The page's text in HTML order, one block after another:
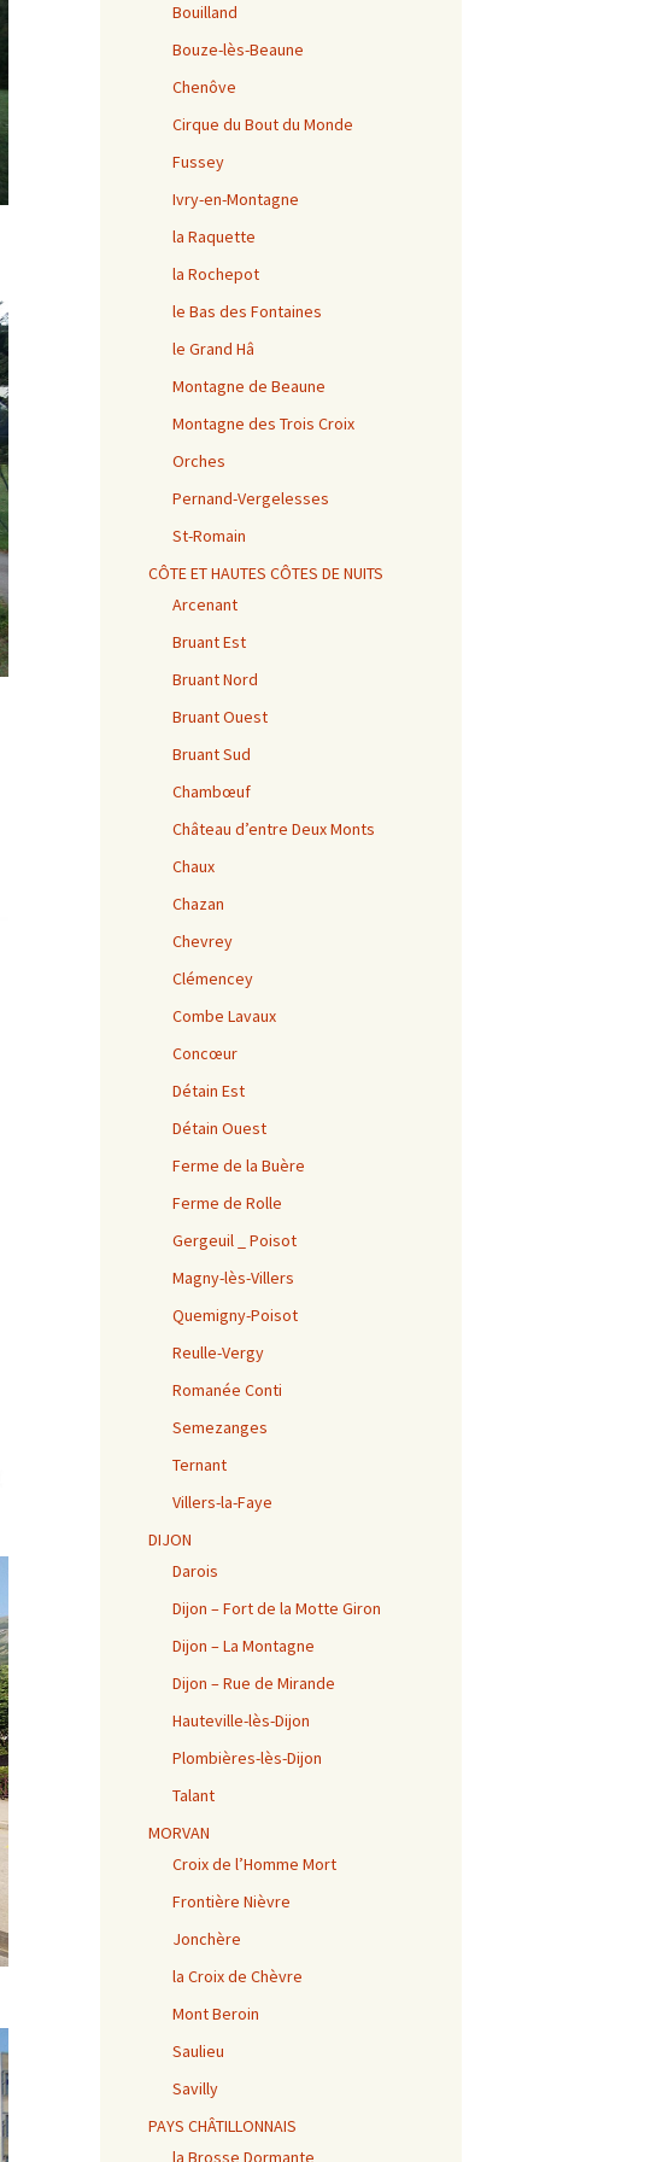
Bouilland
Bouze-lès-Beaune
Chenôve
Cirque du Bout du Monde
Fussey
Ivry-en-Montagne
la Raquette
la Rochepot
le Bas des Fontaines
le Grand Hâ
Montagne de Beaune
Montagne des Trois Croix
Orches
Pernand-Vergelesses
St-Romain
CÔTE ET HAUTES CÔTES DE NUITS
Arcenant
Bruant Est
Bruant Nord
Bruant Ouest
Bruant Sud
Chambœuf
Château d’entre Deux Monts
Chaux
Chazan
Chevrey
Clémencey
Combe Lavaux
Concœur
Détain Est
Détain Ouest
Ferme de la Buère
Ferme de Rolle
Gergeuil _ Poisot
Magny-lès-Villers
Quemigny-Poisot
Reulle-Vergy
Romanée Conti
Semezanges
Ternant
Villers-la-Faye
DIJON
Darois
Dijon – Fort de la Motte Giron
Dijon – La Montagne
Dijon – Rue de Mirande
Hauteville-lès-Dijon
Plombières-lès-Dijon
Talant
MORVAN
Croix de l’Homme Mort
Frontière Nièvre
Jonchère
la Croix de Chèvre
Mont Beroin
Saulieu
Savilly
PAYS CHÂTILLONNAIS
la Brosse Dormante